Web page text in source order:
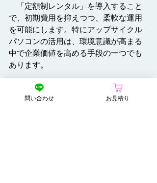
「定額制レンタル」を導入すること
で、初期費用を抑えつつ、柔軟な運用
を可能にします。特にアップサイクル
パソコンの活用は、環境意識が高まる
中で企業価値を高める手段の一つでも
あります。
定額制レンタルは、これからの企業
運営において欠かせない選択肢です。
問い合わせ お見積り